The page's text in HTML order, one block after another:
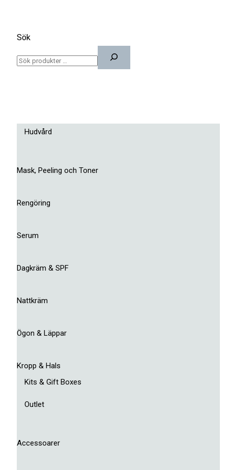
Sök
Hudvård
Mask, Peeling och Toner
Rengöring
Serum
Dagkräm & SPF
Nattkräm
Ögon & Läppar
Kropp & Hals
Kits & Gift Boxes
Outlet
Accessoarer